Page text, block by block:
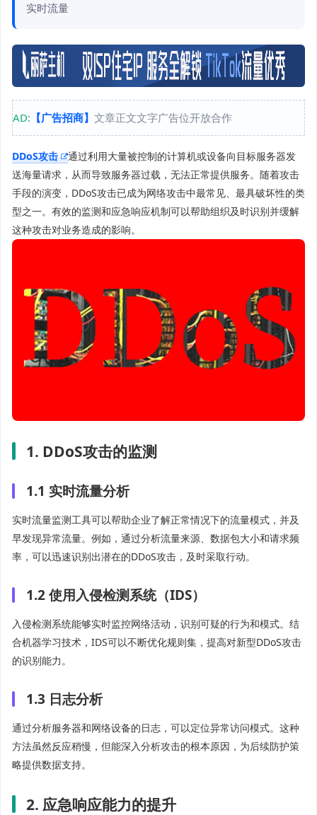
实时流量
AD: 【广告招商】 文章正文文字广告位开放合作
DDoS攻击
通过利用大量被控制的计算机或设备向目标服务器发
送海量请求，从而导致服务器过载，无法正常提供服务。随着攻击
手段的演变，DDoS攻击已成为网络攻击中最常见、最具破坏性的类
型之一。有效的监测和应急响应机制可以帮助组织及时识别并缓解
这种攻击对业务造成的影响。
1. DDoS攻击的监测
1.1 实时流量分析
实时流量监测工具可以帮助企业了解正常情况下的流量模式，并及
早发现异常流量。例如，通过分析流量来源、数据包大小和请求频
率，可以迅速识别出潜在的DDoS攻击，及时采取行动。
1.2 使用入侵检测系统（IDS）
入侵检测系统能够实时监控网络活动，识别可疑的行为和模式。结
合机器学习技术，IDS可以不断优化规则集，提高对新型DDoS攻击
的识别能力。
1.3 日志分析
通过分析服务器和网络设备的日志，可以定位异常访问模式。这种
方法虽然反应稍慢，但能深入分析攻击的根本原因，为后续防护策
略提供数据支持。
2. 应急响应能力的提升